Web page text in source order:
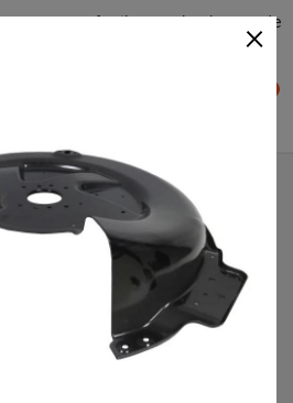
: Trouver facilement le plateau de
Plateau de coupe
384564114/1 - pour COMBI 1066
HQ (2015)
×